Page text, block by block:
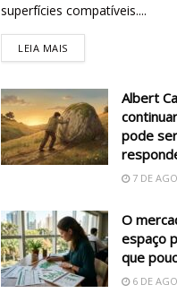
superfícies compatíveis....
LEIA MAIS
Albert
pode
7 DE
O
espaço
que
6 DE